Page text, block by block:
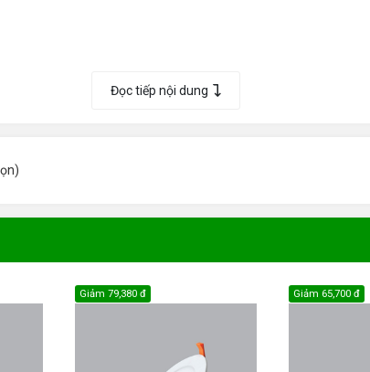
Đọc tiếp nội dung
)
Giảm 79,380 đ Giảm 65,700 đ